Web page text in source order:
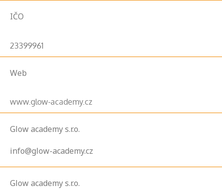
IČO
23399961
Web
www.glow-academy.cz
Glow academy s.r.o.
info@glow-academy.cz
Glow academy s.r.o.